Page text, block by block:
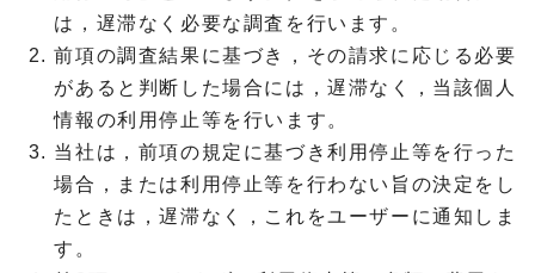
は，遅滞なく必要な調査を行います。
前項の調査結果に基づき，その請求に応じる必要
があると判断した場合には，遅滞なく，当該個人
情報の利用停止等を行います。
当社は，前項の規定に基づき利用停止等を行った
場合，または利用停止等を行わない旨の決定をし
たときは，遅滞なく，これをユーザーに通知しま
す。